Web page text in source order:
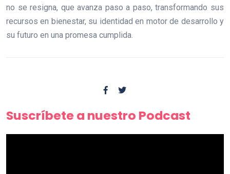
no se resigna, que avanza paso a paso, transformando sus
recursos en bienestar, su identidad en motor de desarrollo y
su futuro en una promesa cumplida.
Suscríbete a nuestro Podcast